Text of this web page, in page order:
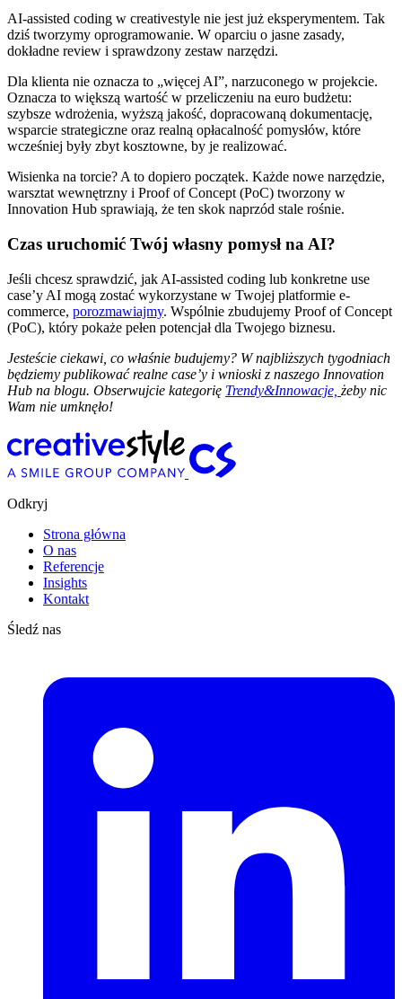
AI-assisted coding w creativestyle nie jest już eksperymentem. Tak
dziś tworzymy oprogramowanie. W oparciu o jasne zasady,
dokładne review i sprawdzony zestaw narzędzi.
Dla klienta nie oznacza to „więcej AI”, narzuconego w projekcie.
Oznacza to większą wartość w przeliczeniu na euro budżetu:
szybsze wdrożenia, wyższą jakość, dopracowaną dokumentację,
wsparcie strategiczne oraz realną opłacalność pomysłów, które
wcześniej były zbyt kosztowne, by je realizować.
Wisienka na torcie? A to dopiero początek. Każde nowe narzędzie,
warsztat wewnętrzny i Proof of Concept (PoC) tworzony w
Innovation Hub sprawiają, że ten skok naprzód stale rośnie.
Czas uruchomić Twój własny pomysł na AI?
Jeśli chcesz sprawdzić, jak AI-assisted coding lub konkretne use
case’y AI mogą zostać wykorzystane w Twojej platformie e-
commerce, porozmawiajmy. Wspólnie zbudujemy Proof of Concept
(PoC), który pokaże pełen potencjał dla Twojego biznesu.
Jesteście ciekawi, co właśnie budujemy? W najbliższych tygodniach
będziemy publikować realne case’y i wnioski z naszego Innovation
Hub na blogu. Obserwujcie kategorię Trendy&Innowacje, żeby nic
Wam nie umknęło!
Odkryj
Strona główna
O nas
Referencje
Insights
Kontakt
Śledź nas